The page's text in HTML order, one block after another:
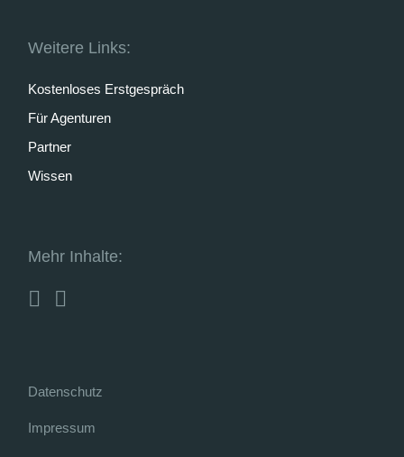
Weitere Links:
Kostenloses Erstgespräch
Für Agenturen
Partner
Wissen
Mehr Inhalte:
Datenschutz
Impressum